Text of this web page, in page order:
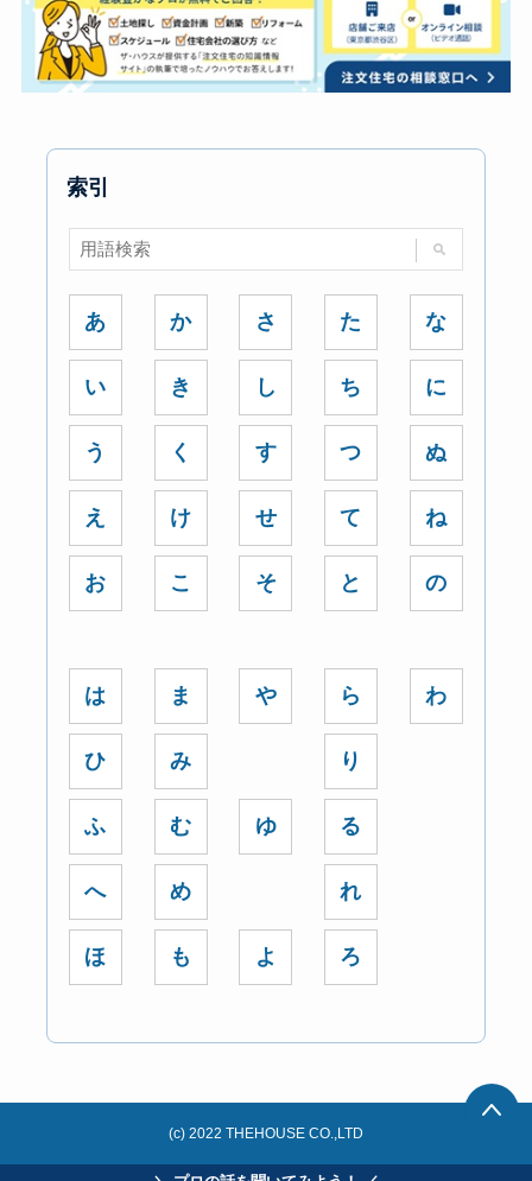
索引
あ
い
う
え
お
か
き
く
け
こ
さ
し
す
せ
そ
た
ち
つ
て
と
な
に
ぬ
ね
の
は
ひ
ふ
へ
ほ
ま
み
む
め
も
や
ゆ
よ
ら
り
る
れ
ろ
わ
(c) 2022 THEHOUSE CO.,LTD